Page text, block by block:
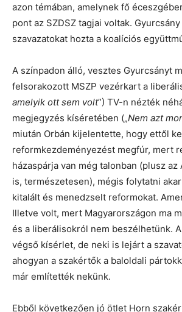
azon témában, amelynek fő
pont az SZDSZ tagjai voltak. Gyurcsány
szavazatokat hozta a koalíciós
A színpadon álló, vesztes Gyurcsányt
felsorakozott MSZP vezérkart a
amelyik ott sem volt”) TV-n nézték
megjegyzés kíséretében („Nem azt
miután Orbán kijelentette, hogy ettől
reformkezdeményezést megfúr, mert
házaspárja van még talonban (plusz
is, természetesen), mégis folytatni
kitalált és menedzselt reformokat.
Illetve volt, mert Magyarországon ma
és a liberálisokról nem beszélhetünk.
végső kísérlet, de neki is lejárt a
ahogyan a szakértők a baloldali
már említették nekünk.
Ebből következően jó ötlet Horn